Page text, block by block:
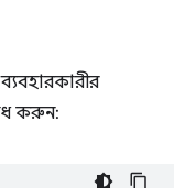
করুন: